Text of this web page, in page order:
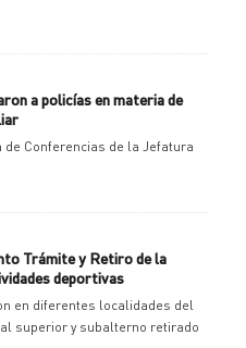
a policías en materia de
Conferencias de la Jefatura
Trámite y Retiro de la
deportivas
en diferentes localidades del
superior y subalterno retirado